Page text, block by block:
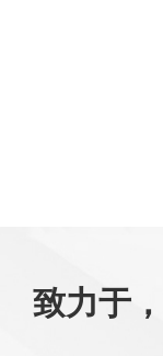
致力于，